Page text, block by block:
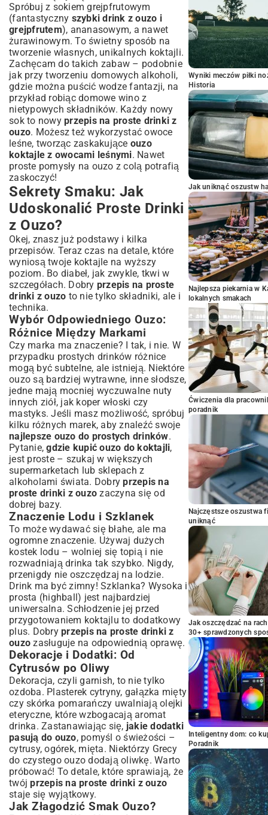
Spróbuj z sokiem grejpfrutowym
(fantastyczny szybki drink z ouzo i
grejpfrutem), ananasowym, a nawet
żurawinowym. To świetny sposób na
tworzenie własnych, unikalnych koktajli.
Zachęcam do takich zabaw – podobnie
jak przy tworzeniu domowych alkoholi,
gdzie można puścić wodze fantazji, na
przykład robiąc domowe winoz
nietypowych składników. Każdy nowy
sok to nowy przepis na proste drinki z
ouzo. Możesz też wykorzystać owoce
leśne, tworząc zaskakujące ouzo
koktajle z owocami leśnymi. Nawet
proste pomysły na ouzo z colą potrafią
zaskoczyć!
Sekrety Smaku: Jak
Udoskonalić Proste Drinki
z Ouzo?
Okej, znasz już podstawy i kilka
przepisów. Teraz czas na detale, które
wyniosą twoje koktajle na wyższy
poziom. Bo diabeł, jak zwykle, tkwi w
szczegółach. Dobry przepis na proste
drinki z ouzo to nie tylko składniki, ale i
technika.
Wybór Odpowiedniego Ouzo:
Różnice Między Markami
Czy marka ma znaczenie? I tak, i nie. W
przypadku prostych drinków różnice
mogą być subtelne, ale istnieją. Niektóre
ouzo są bardziej wytrawne, inne słodsze,
jedne mają mocniej wyczuwalne nuty
innych ziół, jak koper włoski czy
mastyks. Jeśli masz możliwość, spróbuj
kilku różnych marek, aby znaleźć swoje
najlepsze ouzo do prostych drinków.
Pytanie,gdzie kupić ouzo do koktajli,
jest proste – szukaj w większych
supermarketach lub sklepach z
alkoholami świata. Dobryprzepis na
proste drinki z ouzo zaczyna się od
dobrej bazy.
Znaczenie Lodu i Szklanek
To może wydawać się błahe, ale ma
ogromne znaczenie. Używaj dużych
kostek lodu – wolniej się topią i nie
rozwadniają drinka tak szybko. Nigdy,
przenigdy nie oszczędzaj na lodzie.
Drink ma być zimny! Szklanka? Wysoka i
prosta (highball) jest najbardziej
uniwersalna. Schłodzenie jej przed
przygotowaniem koktajlu to dodatkowy
plus. Dobry przepis na proste drinki z
ouzo zasługuje na odpowiednią oprawę.
Dekoracje i Dodatki: Od
Cytrusów po Oliwy
Dekoracja, czyli garnish, to nie tylko
ozdoba. Plasterek cytryny, gałązka mięty
czy skórka pomarańczy uwalniają olejki
eteryczne, które wzbogacają aromat
drinka. Zastanawiając się, jakie dodatki
pasują do ouzo, pomyśl o świeżości –
cytrusy, ogórek, mięta. Niektórzy Grecy
do czystego ouzo dodają oliwkę. Warto
próbować! To detale, które sprawiają, że
twójprzepis na proste drinki z ouzo
staje się wyjątkowy.
Jak Złagodzić Smak Ouzo?
Wyniki meczów piłki
Historia
Jak uniknąć oszustw
Najlepsza piekarnia w
lokalnych smakach
Ćwiczenia dla
poradnik
Najczęstsze oszustwa
uniknąć
Jak oszczędzać na
30+ sprawdzonych
Inteligentny dom: co
Poradnik